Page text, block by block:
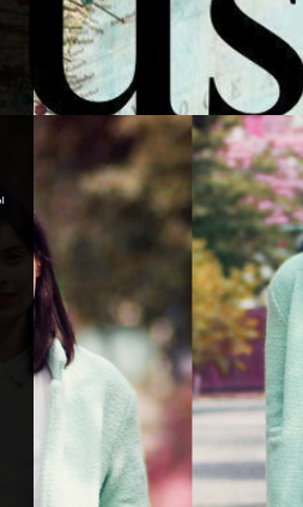
Просмотров :625
Размеры:
15.09.2008
Добавил Lettera
Рейтинг: 0.0/0